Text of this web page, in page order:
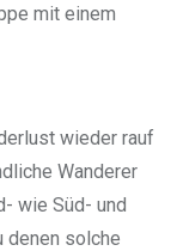
mit einem
wieder rauf
Wanderer
wie Süd- und
denen solche